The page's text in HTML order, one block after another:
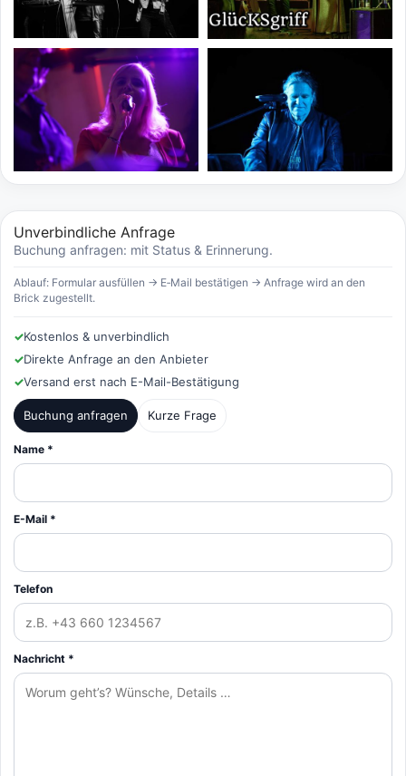
Unverbindliche Anfrage
Buchung anfragen: mit Status & Erinnerung.
Ablauf: Formular ausfüllen → E‑Mail bestätigen → Anfrage wird an den
Brick zugestellt.
✓Kostenlos & unverbindlich
✓Direkte Anfrage an den Anbieter
✓Versand erst nach E-Mail-Bestätigung
Buchung anfragen Kurze Frage
Name *
E-Mail *
Telefon
Nachricht *